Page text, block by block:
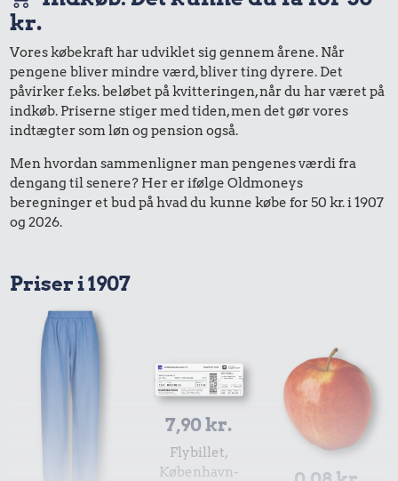
kr.
Vores købekraft har udviklet sig gennem årene. Når
pengene bliver mindre værd, bliver ting dyrere. Det
påvirker f.eks. beløbet på kvitteringen, når du har været på
indkøb. Priserne stiger med tiden, men det gør vores
indtægter som løn og pension også.
Men hvordan sammenligner man pengenes værdi fra
dengang til senere? Her er ifølge Oldmoneys
beregninger et bud på hvad du kunne købe for 50 kr. i 1907
og 2026.
Priser i 1907
7,90 kr.
Flybillet,
København-